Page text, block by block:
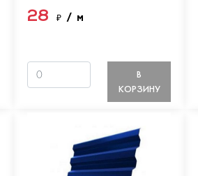
28₽/ м
В
КОРЗИНУ